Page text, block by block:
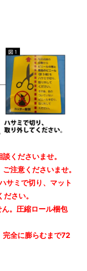
くださいませ。
注意くださいませ。
サミで切り、マット
さい。
。圧縮ロール梱包
全に膨らむまで72